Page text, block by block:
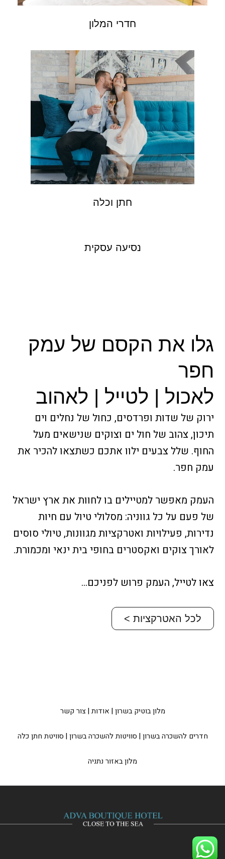
חדרי המלון
חתן וכלה
נסיעה עסקית
גלו את הקסם של עמק
חפר
לאכול | לטייל | לאהוב
ירוק של שדות ופרדסים, כחול של נחלים וים
תיכון, צהוב של חול ים וצוקים שנישאים מעל
החוף. שלל צבעים ילוו אתכם כשתצאו להכיר את
עמק חפר.
העמק מאפשר למטיילים בו לחוות את ארץ ישראל
של פעם על כל גווניה: מסלולי טיול עם חיות
נדירות, פעילויות ואטרקציות מגוונות, טיולי סוסים
לאורך צוקים ואקסטרים בחופי בית ינאי ומכמורת.
צאו לטייל, העמק פרוש לפניכם…
לכל האטרקציות >
מלון בוטיק בשרון | אודות |צור קשר
חדרים להשכרה בשרון | סוויטות להשכרה בשרון | סוויטת חתן כלה
מלון באזור נתניה